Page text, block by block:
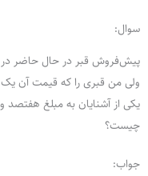
سوال:
پیش‌فروش قبر در حال حاضر در
ولی من قبری را که قیمت آن
یکی از آشنایان به مبلغ هفتصد
چیست؟
جواب: